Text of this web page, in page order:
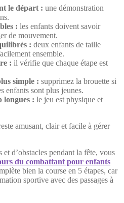
le départ : une démonstration
: les enfants doivent savoir
de mouvement.
: deux enfants de taille
ensemble.
: il vérifie que chaque étape est
simple : supprimez la brouette si
enfants sont plus jeunes.
longues : le jeu est physique et
amusant, clair et facile à gérer
d’obstacles pendant la fête, vous
du combattant pour enfants
bien la course en 5 étapes, car
sportive avec des passages à